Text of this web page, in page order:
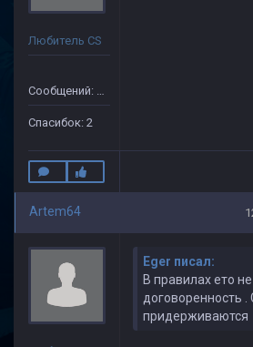
Любитель CS
Сообщений: 30
Спасибок: 2
Artem64
Eger писал:
В правилах ето
договоренность .
придерживаются